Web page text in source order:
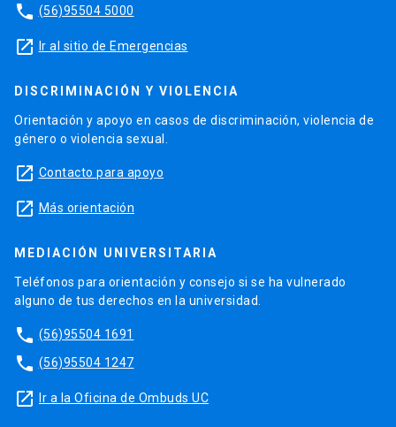
phone (56)95504 5000
launch Ir al sitio de Emergencias
DISCRIMINACIÓN Y VIOLENCIA
Orientación y apoyo en casos de discriminación, violencia de
género o violencia sexual.
launch Contacto para apoyo
launch Más orientación
MEDIACIÓN UNIVERSITARIA
Teléfonos para orientación y consejo si se ha vulnerado
alguno de tus derechos en la universidad.
phone (56)95504 1691
phone (56)95504 1247
launch Ir a la Oficina de Ombuds UC